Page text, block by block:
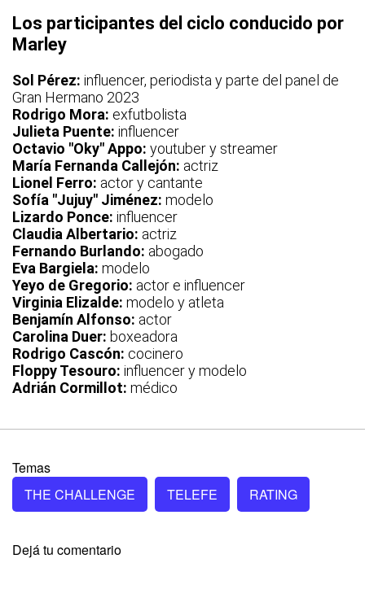
Los participantes del ciclo conducido por
Marley
Sol Pérez: influencer, periodista y parte del panel de
Gran Hermano 2023
Rodrigo Mora: exfutbolista
Julieta Puente: influencer
Octavio "Oky" Appo: youtuber y streamer
María Fernanda Callejón: actriz
Lionel Ferro: actor y cantante
Sofía "Jujuy" Jiménez: modelo
Lizardo Ponce: influencer
Claudia Albertario: actriz
Fernando Burlando: abogado
Eva Bargiela: modelo
Yeyo de Gregorio: actor e influencer
Virginia Elizalde: modelo y atleta
Benjamín Alfonso: actor
Carolina Duer: boxeadora
Rodrigo Cascón: cocinero
Floppy Tesouro: influencer y modelo
Adrián Cormillot: médico
Temas
THE CHALLENGE
TELEFE RATING
Dejá tu comentario